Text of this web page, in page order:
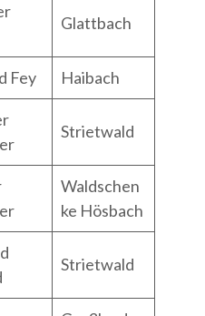
Glattbach
Fey Haibach
Strietwald
Waldschen
ke Hösbach
Strietwald